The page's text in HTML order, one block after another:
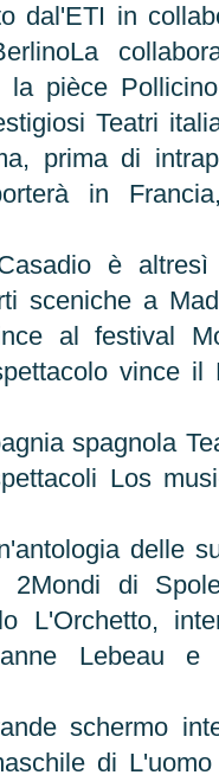
dal'ETI in
la pièce
Teatri
prima di
in
è
sceniche a
al festival
vince il
spagnola
Los
delle
2Mondi di
L'Orchetto,
Lebeau e
schermo
di